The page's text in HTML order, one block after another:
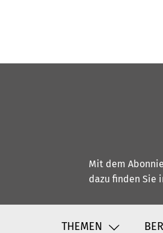
Mit dem
dazu finden Sie
THEMEN